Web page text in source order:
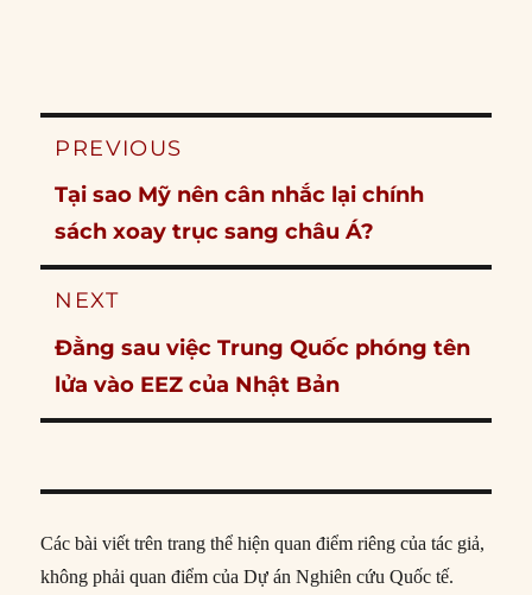
Post
PREVIOUS
Previous
post:
Tại sao Mỹ nên cân nhắc lại chính
sách xoay trục sang châu Á?
NEXT
Next
post:
Đằng sau việc Trung Quốc phóng tên
lửa vào EEZ của Nhật Bản
Các bài viết trên trang thể hiện quan điểm riêng của tác giả,
không phải quan điểm của Dự án Nghiên cứu Quốc tế.